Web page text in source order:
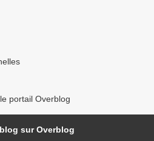
portail Overblog
sur Overblog